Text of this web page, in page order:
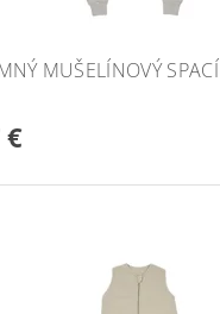
MUŠELÍNOVÝ